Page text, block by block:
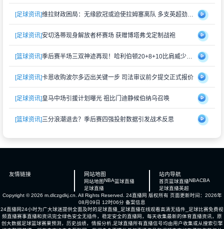
[足球资讯] 维拉财政困局：无缘欧冠或迫使拉姆塞离队 多支英超劲旅虎视眈眈
[足球资讯]安切洛蒂现身解放者杯赛场 获赠博塔弗戈定制战袍
[篮球资讯] 季后赛半场三双神迹再现！哈利伯顿20+8+10比肩威少创历史壮举
[足球资讯]卡恩收购波尔多迈出关键一步 司法审议前夕提交正式报价
[足球资讯]皇马中场引援计划曝光 祖比门迪静候伯纳乌召唤
[篮球资讯]三分浪潮退去？季后赛四强投射数据引发战术反思
友情链接 网站地图
网站地图 NBA篮球直播
足球直播
站内导航
首页篮球直播NBACBA
足球直播英超
Copyright © 2026 m.dlczgdkj.cn. All Rights Reserved. 24直播网 版权所有 页面更新时间：2026年
08月09日 12时06分 备案信息
24直播网24小时为广大球迷提供全面及时的足球直播_足球直播在线观看高清无插件_足球比赛免费视
频直播赛事直播和资讯完全绿色安全无插件，稳定安全的直播网，每天收集最新的体育直播资讯，原
创大数据足球篮球赛果预测，历史战绩，情报分析,足球直播所有直播信号均由用户收集或从搜索引擎